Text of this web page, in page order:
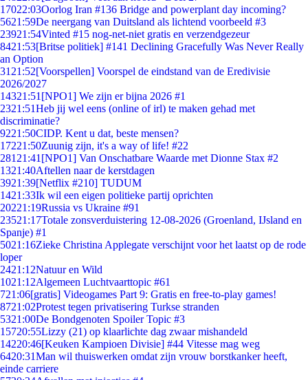
17022:03Oorlog Iran #136 Bridge and powerplant day incoming?
5621:59De neergang van Duitsland als lichtend voorbeeld #3
23921:54Vinted #15 nog-net-niet gratis en verzendgezeur
8421:53[Britse politiek] #141 Declining Gracefully Was Never Really
an Option
31 21:52[Voorspellen] Voorspel de eindstand van de Eredivisie
2026/2027
14321:51 [NPO1] We zijn er bijna 2026 #1
2321:51Heb jij wel eens (online of irl) te maken gehad met
discriminatie?
9221:50CIDP. Kent u dat, beste mensen?
17221:50Zuunig zijn, it's a way of life! #22
281 21:41 [NPO1] Van Onschatbare Waarde met Dionne Stax #2
1321:40Aftellen naar de kerstdagen
3921:39[Netflix #210] TUDUM
1421:33Ik wil een eigen politieke partij oprichten
20221:19Russia vs Ukraine #91
23521:17Totale zonsverduistering 12-08-2026 (Groenland, IJsland en
Spanje) #1
5021:16Zieke Christina Applegate verschijnt voor het laatst op de rode
loper
2421:12Natuur en Wild
1021:12Algemeen Luchtvaarttopic #61
721:06[gratis] Videogames Part 9: Gratis en free-to-play games!
8721:02Protest tegen privatisering Turkse stranden
5321:00De Bondgenoten Spoiler Topic #3
15720:55Lizzy (21) op klaarlichte dag zwaar mishandeld
14220:46[Keuken Kampioen Divisie] #44 Vitesse mag weg
6420:31Man wil thuiswerken omdat zijn vrouw borstkanker heeft,
einde carriere